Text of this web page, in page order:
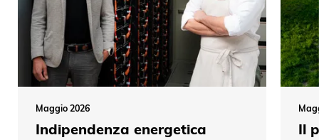
Maggio 2026
Indipendenza energetica
Il